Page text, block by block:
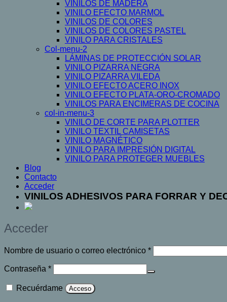
VINILOS DE MADERA
VINILO EFECTO MARMOL
VINILOS DE COLORES
VINILOS DE COLORES PASTEL
VINILO PARA CRISTALES
Col-menu-2
LÁMINAS DE PROTECCIÓN SOLAR
VINILO PIZARRA NEGRA
VINILO PIZARRA VILEDA
VINILO EFECTO ACERO INOX
VINILO EFECTO PLATA-ORO-CROMADO
VINILOS PARA ENCIMERAS DE COCINA
col-in-menu-3
VINILO DE CORTE PARA PLOTTER
VINILO TEXTIL CAMISETAS
VINILO MAGNÉTICO
VINILO PARA IMPRESIÓN DIGITAL
VINILO PARA PROTEGER MUEBLES
Blog
Contacto
Acceder
VINILOS ADHESIVOS PARA FORRAR Y
Acceder
Nombre de usuario o correo electrónico *Obligatorio
Contraseña *Obligatorio
Recuérdame Acceso